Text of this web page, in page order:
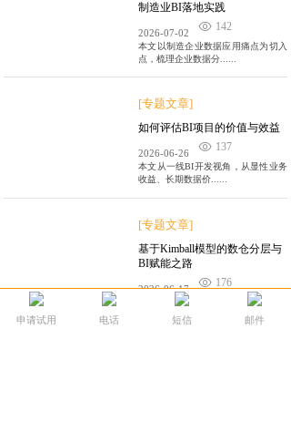
制造业BI落地实践
2026-07-02 142
本文以制造企业数据应用痛点为切入
点，梳理企业数据分......
[专题文章]
如何评估BI项目的价值与效益
2026-06-26 137
本文从一线BI开发视角，从显性业务
收益、长期数据价......
[专题文章]
基于Kimball模型的数仓分层与
BI赋能之路
2026-06-17 176
本文针对BI分析中查询慢、口径不一
的痛点，基于Ki......
申请试用 电话 短信 邮件